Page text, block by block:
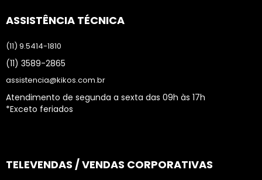
ASSISTÊNCIA TÉCNICA
(11) 9.5414-1810
(11) 3589-2865
assistencia@kikos.com.br
Atendimento de segunda a sexta das 09h às 17h
*Exceto feriados
TELEVENDAS / VENDAS CORPORATIVAS